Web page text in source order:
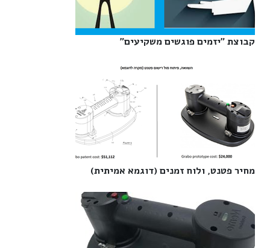
קבוצת "יזמים פוגשים משקיעים"‎
מחיר פטנט, ולוח זמנים (דוגמא אמיתית)‎